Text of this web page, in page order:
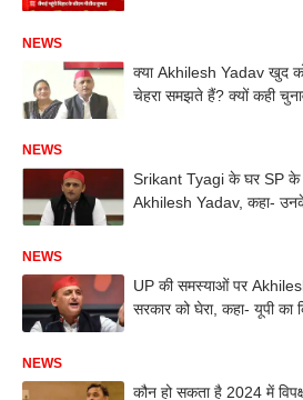
NEWS
क्या Akhilesh Yadav खुद
चेहरा समझते हैं? क्यों कही
NEWS
Srikant Tyagi के घर SP के
Akhilesh Yadav, कहा- उनके
NEWS
UP की समस्याओं पर
सरकार को घेरा, कहा- यूपी का
NEWS
कौन हो सकता है 2024 में